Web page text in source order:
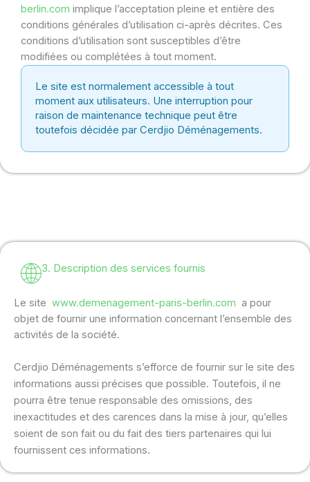
berlin.com implique l’acceptation pleine et entière des
conditions générales d’utilisation ci-après décrites. Ces
conditions d’utilisation sont susceptibles d’être
modifiées ou complétées à tout moment.
Le site est normalement accessible à tout
moment aux utilisateurs. Une interruption pour
raison de maintenance technique peut être
toutefois décidée par Cerdjio Déménagements.
3. Description des services fournis
Le site www.demenagement-paris-berlin.com a pour
objet de fournir une information concernant l’ensemble des
activités de la société.
Cerdjio Déménagements s’efforce de fournir sur le site des
informations aussi précises que possible. Toutefois, il ne
pourra être tenue responsable des omissions, des
inexactitudes et des carences dans la mise à jour, qu’elles
soient de son fait ou du fait des tiers partenaires qui lui
fournissent ces informations.